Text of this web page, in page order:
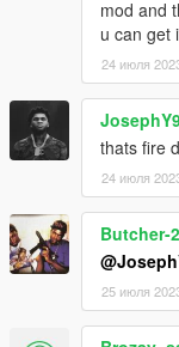
mod and
u can get
24 июля
thats fire
24 июля
Butcher-
25 июля